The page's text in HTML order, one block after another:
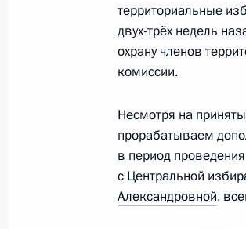
23 августа 2023
Празднование 80-
23 августа 2023 года,
Заседание
23 августа 2023 года,
территориальные
двух-трёх недель
охрану членов
комиссии.
Несмотря на
прорабатываем
в период
с Центральной
Александровной,